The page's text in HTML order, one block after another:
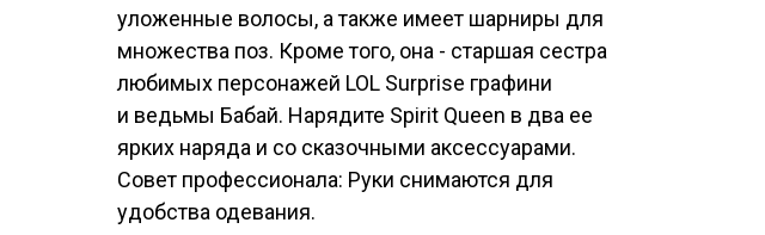
уложенные волосы, а также имеет шарниры для
множества поз. Кроме того, она - старшая сестра
любимых персонажей LOL Surprise графини
и ведьмы Бабай. Нарядите Spirit Queen в два ее
ярких наряда и со сказочными аксессуарами.
Совет профессионала: Руки снимаются для
удобства одевания.